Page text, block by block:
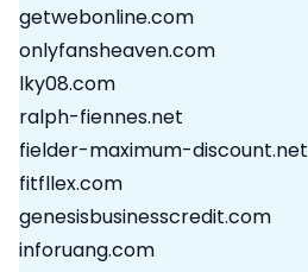
getwebonline.com
onlyfansheaven.com
lky08.com
ralph-fiennes.net
fielder-maximum-discount.net
fitfllex.com
genesisbusinesscredit.com
inforuang.com